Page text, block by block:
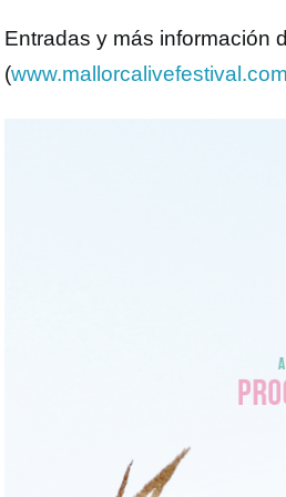
Entradas y más información
(www.mallorcalivefestival.com